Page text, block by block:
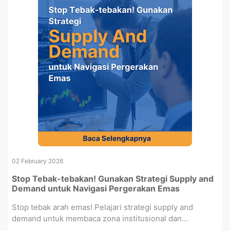
02 February 2026
Stop Tebak-tebakan! Gunakan Strategi Supply and
Demand untuk Navigasi Pergerakan Emas
Stop tebak arah emas! Pelajari strategi supply and
demand untuk membaca zona institusional dan...